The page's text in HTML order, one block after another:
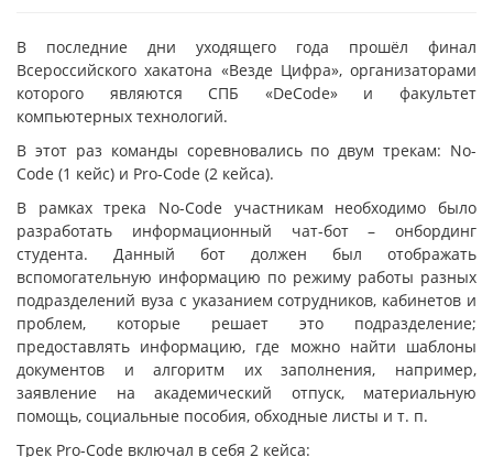
В последние дни уходящего года прошёл финал
Всероссийского хакатона «Везде Цифра», организаторами
которого являются СПБ «DeCode» и факультет
компьютерных технологий.
В этот раз команды соревновались по двум трекам: No-
Code (1 кейс) и Pro-Code (2 кейса).
В рамках трека No-Code участникам необходимо было
разработать информационный чат-бот – онбординг
студента. Данный бот должен был отображать
вспомогательную информацию по режиму работы разных
подразделений вуза с указанием сотрудников, кабинетов и
проблем, которые решает это подразделение;
предоставлять информацию, где можно найти шаблоны
документов и алгоритм их заполнения, например,
заявление на академический отпуск, материальную
помощь, социальные пособия, обходные листы и т. п.
Трек Pro-Code включал в себя 2 кейса: